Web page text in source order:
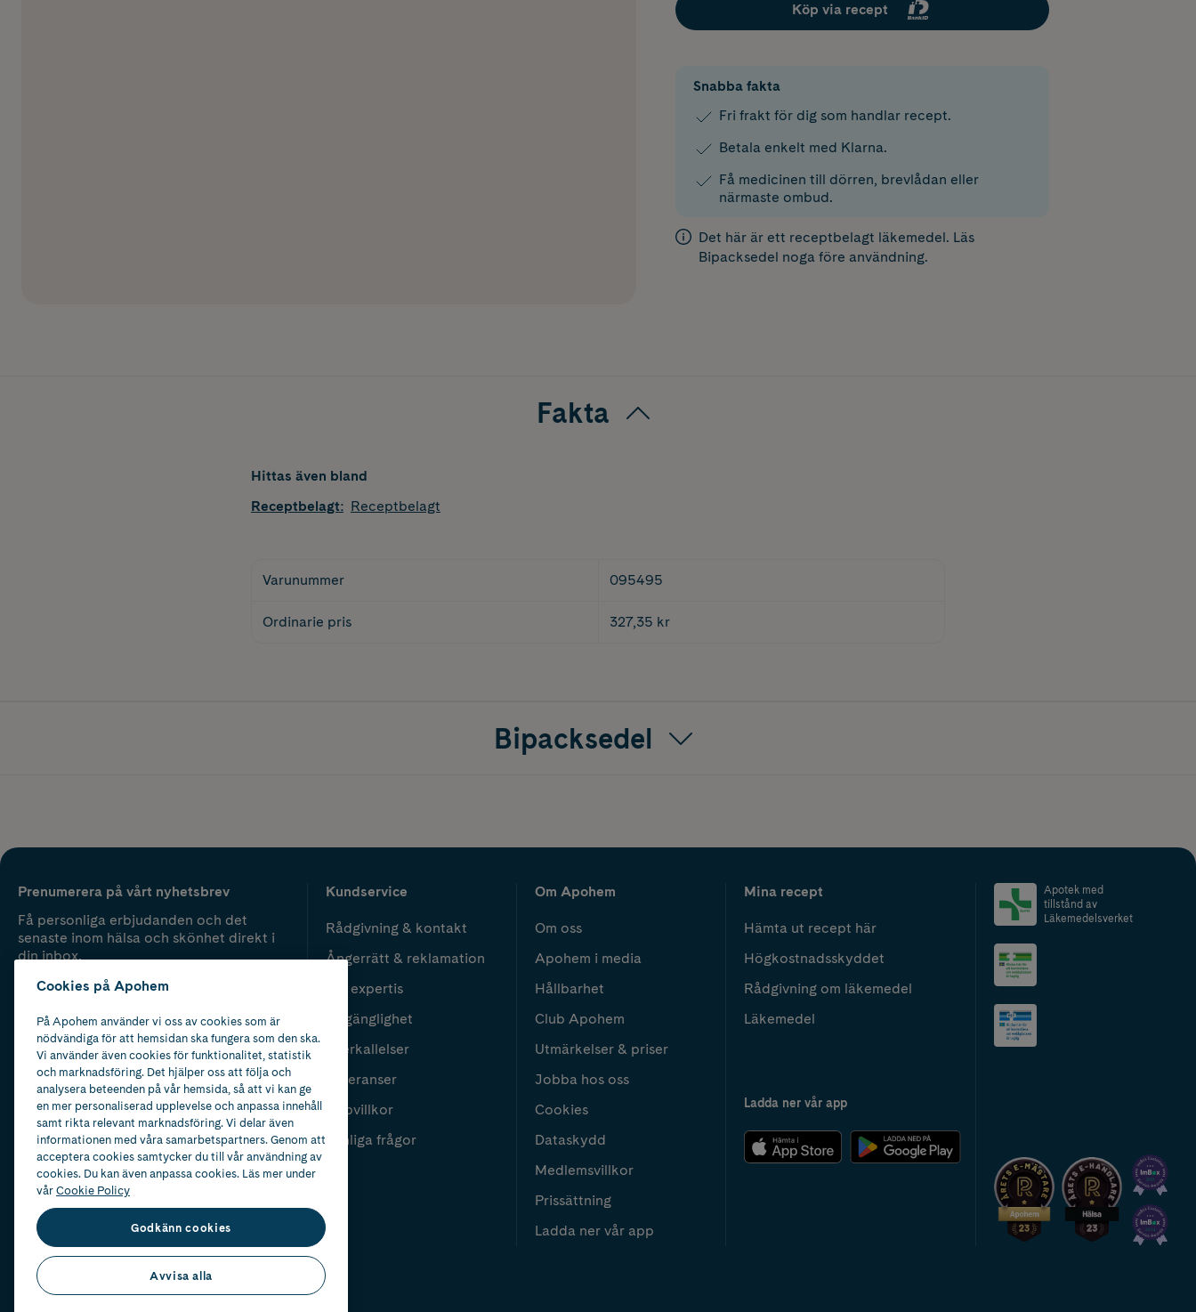
Köp via recept
Snabba fakta
Fri frakt för dig som handlar recept.
Betala enkelt med Klarna.
Få medicinen till dörren, brevlådan eller
närmaste ombud.
Det här är ett receptbelagt läkemedel. Läs
Bipacksedel noga före användning.
Fakta
Hittas även bland
Receptbelagt: Receptbelagt
Varunummer 095495
Ordinarie pris 327,35 kr
Bipacksedel
Prenumerera på vårt nyhetsbrev
Få personliga erbjudanden och det
senaste inom hälsa och skönhet direkt i
din inbox.
Kundservice
Rådgivning & kontakt
Ångerrätt & reklamation
Vår expertis
Tillgänglighet
Återkallelser
Leveranser
Köpvillkor
Vanliga frågor
Om Apohem
Om oss
Apohem i media
Hållbarhet
Club Apohem
Utmärkelser & priser
Jobba hos oss
Cookies
Dataskydd
Medlemsvillkor
Prissättning
Ladda ner vår app
Mina recept
Hämta ut recept här
Högkostnadsskyddet
Rådgivning om läkemedel
Läkemedel
Ladda ner vår app
Apotek med
tillstånd av
Läkemedelsverket
2024
Cookies på Apohem
På Apohem använder vi oss av cookies som är
nödvändiga för att hemsidan ska fungera som den ska.
Vi använder även cookies för funktionalitet, statistik
och marknadsföring. Det hjälper oss att följa och
analysera beteenden på vår hemsida, så att vi kan ge
en mer personaliserad upplevelse och anpassa innehåll
samt rikta relevant marknadsföring. Vi delar även
informationen med våra samarbetspartners. Genom att
acceptera cookies samtycker du till vår användning av
cookies. Du kan även anpassa cookies. Läs mer under
vårCookie Policy
Godkänn cookies
Avvisa alla